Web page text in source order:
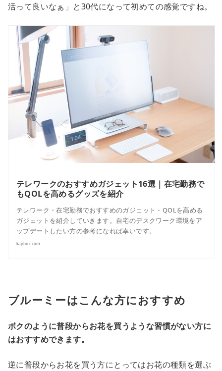
活って良いなぁ」と30代になって初めての感覚ですね。
テレワークのおすすめガジェット16選｜在宅勤務で
もQOLを高めるグッズを紹介
テレワーク・在宅勤務でおすすめのガジェット・QOLを高める
ガジェットを紹介していきます。自宅のデスクワーク環境をア
ップデートしたい方の参考になれば幸いです。
kajitori.com
ブルーミーはこんな方におすすめ
ボクのように普段からお花を買うような習慣がない方に
はおすすめできます。
逆に普段からお花を買う方にとってはお花の種類を選ぶ